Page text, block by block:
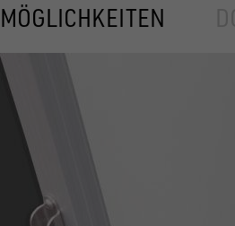
MÖGLICHKEITEN